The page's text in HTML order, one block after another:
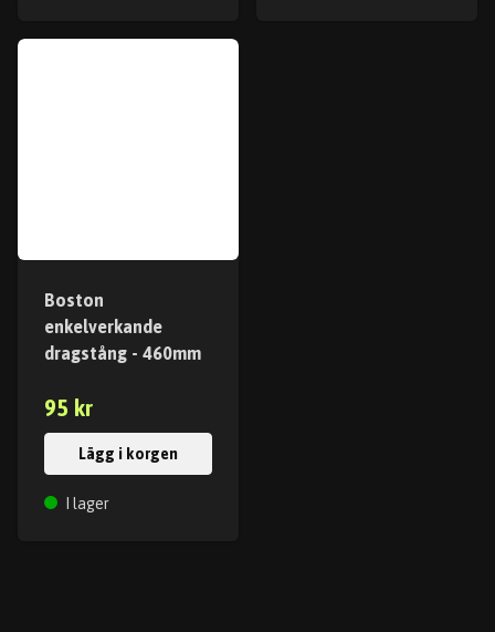
Boston
enkelverkande
dragstång - 460mm
95 kr
Lägg i korgen
I lager